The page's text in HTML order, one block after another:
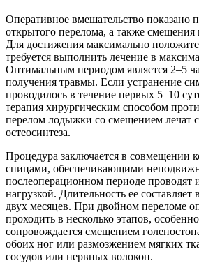
Оперативное вмешательство показано
открытого перелома, а также смещения
Для достижения максимально
требуется выполнить лечение в
Оптимальным периодом является 2–5
получения травмы. Если устранение
проводилось в течение первых 5–10
терапия хирургическим способом
перелом лодыжки со смещением лечат
остеосинтеза.
Процедура заключается в совмещении
спицами, обеспечивающими
послеоперационном периоде
нагрузкой. Длительность ее
двух месяцев. При двойном переломе
проходить в несколько этапов,
сопровождается смещением
обоих ног или размозжением мягких
сосудов или нервных волокон.